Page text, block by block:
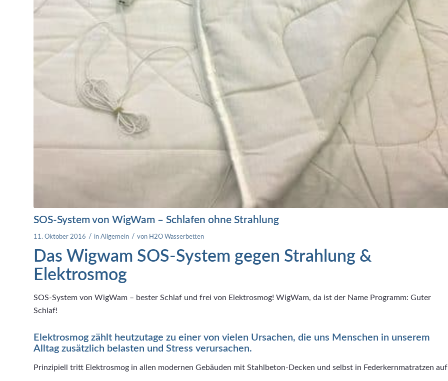
SOS-System von WigWam – Schlafen ohne Strahlung
11. Oktober 2016 / in Allgemein / von H2O Wasserbetten
Das Wigwam SOS-System gegen Strahlung &
Elektrosmog
SOS-System von WigWam – bester Schlaf und frei von Elektrosmog! WigWam, da ist der Name Programm: Guter
Schlaf!
Elektrosmog zählt heutzutage zu einer von vielen Ursachen, die uns Menschen in unserem
Alltag zusätzlich belasten und Stress verursachen.
Prinzipiell tritt Elektrosmog in allen modernen Gebäuden mit Stahlbeton-Decken und selbst in Federkernmatratzen